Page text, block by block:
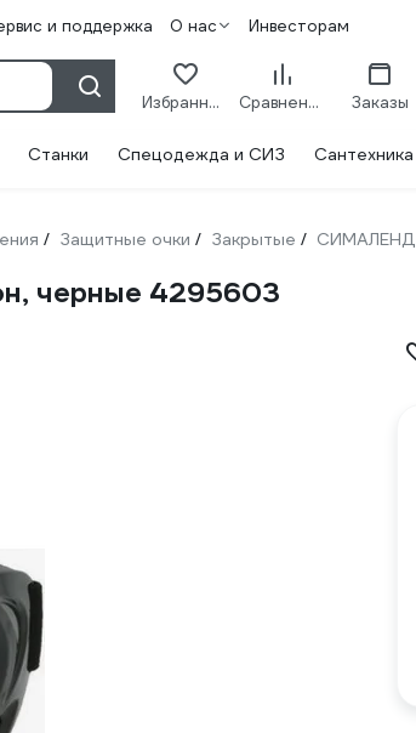
и поддержка О нас Инвесторам
Избранное Сравнение Заказы
Станки Спецодежда и СИЗ Сантехника
/ Защитные очки / Закрытые / СИМАЛЕНД
черные 4295603